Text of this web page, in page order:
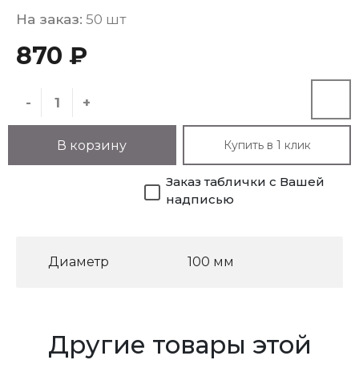
На заказ: 50 шт
870 ₽
- +
В корзину Купить в 1 клик
Заказ таблички с Вашей
надписью
Диаметр 100 мм
Другие товары этой